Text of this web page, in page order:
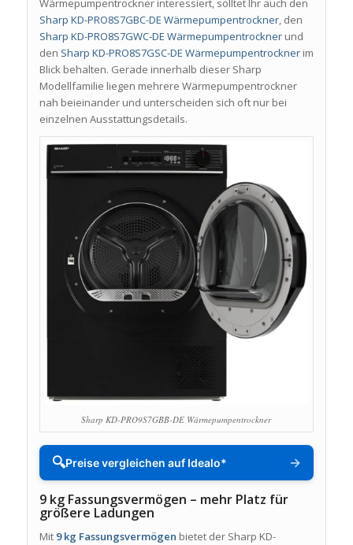
Wärmepumpentrockner interessiert, solltet Ihr auch den
Sharp KD-PRO8S7GBC-DE Wärmepumpentrockner, den
Sharp KD-PRO8S7GWC-DE Wärmepumpentrocknerund
den Sharp KD-PRO8S7GSC-DE Wärmepumpentrocknerim
Blick behalten. Gerade innerhalb dieser Sharp
Modellfamilie liegen mehrere Wärmepumpentrockner
nah beieinander und unterscheiden sich oft nur bei
einzelnen Ausstattungsdetails.
Sharp KD-PRO9S7GBB-DE Wärmepumpentrockner
🔍Preise vergleichen auf Idealo* →
9 kg Fassungsvermögen – mehr Platz für
größere Ladungen
Mit 9 kg Fassungsvermögen bietet der Sharp KD-